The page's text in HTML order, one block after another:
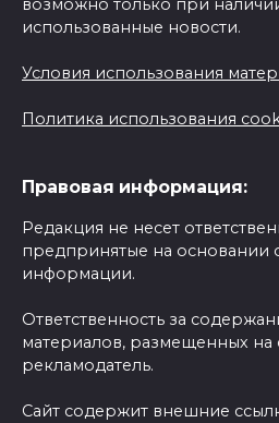
возможно только при
использованные новости.
Условия использования
Политика использования
Правовая информация:
Редакция не несет
предпринятые на основании
информации.
Ответственность за
материалов, размещенных на
рекламодатель.
Сайт содержит внешние